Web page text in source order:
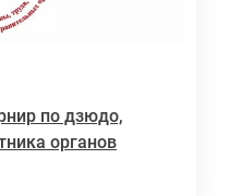
по дзюдо,
органов